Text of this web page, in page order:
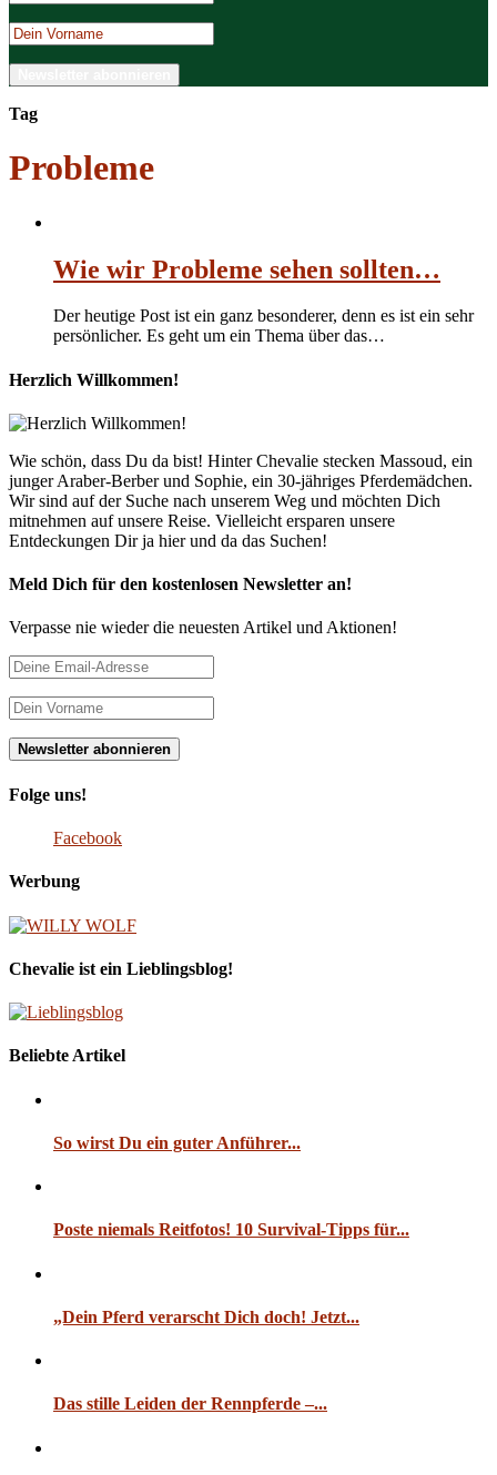
Tag
Probleme
Wie wir Probleme sehen sollten…
Der heutige Post ist ein ganz besonderer, denn es ist ein sehr
persönlicher. Es geht um ein Thema über das…
Herzlich Willkommen!
Wie schön, dass Du da bist! Hinter Chevalie stecken Massoud, ein
junger Araber-Berber und Sophie, ein 30-jähriges Pferdemädchen.
Wir sind auf der Suche nach unserem Weg und möchten Dich
mitnehmen auf unsere Reise. Vielleicht ersparen unsere
Entdeckungen Dir ja hier und da das Suchen!
Meld Dich für den kostenlosen Newsletter an!
Verpasse nie wieder die neuesten Artikel und Aktionen!
Folge uns!
Facebook
Werbung
Chevalie ist ein Lieblingsblog!
Beliebte Artikel
So wirst Du ein guter Anführer...
Poste niemals Reitfotos! 10 Survival-Tipps für...
„Dein Pferd verarscht Dich doch! Jetzt...
Das stille Leiden der Rennpferde –...